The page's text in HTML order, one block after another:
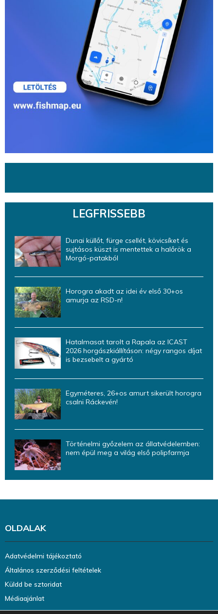
LEGFRISSEBB
Dunai küllőt, fürge csellét, kövicsíket és
sujtásos küszt is mentettek a halőrök a
Morgó-patakból
Horogra akadt az idei év első 30+os
amurja az RSD-n!
Hatalmasat tarolt a Rapala az ICAST
2026 horgászkiállításon: négy rangos díjat
is bezsebelt a gyártó
Egyméteres, 26+os amurt sikerült horogra
csalni Ráckevén!
Történelmi győzelem az állatvédelemben:
nem épül meg a világ első polipfarmja
OLDALAK
Adatvédelmi tájékoztató
Általános szerződési feltételek
Küldd be sztoridat
Médiaajánlat